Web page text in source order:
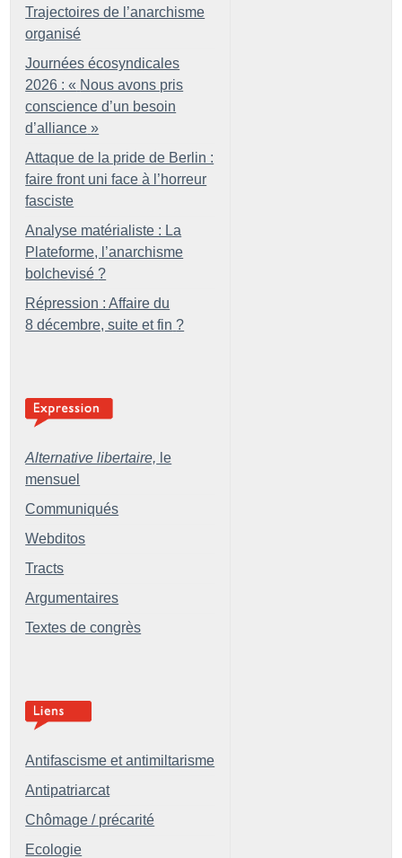
Trajectoires de l’anarchisme
organisé
Journées écosyndicales
2026 : « Nous avons pris
conscience d’un besoin
d’alliance »
Attaque de la pride de Berlin :
faire front uni face à l’horreur
fasciste
Analyse matérialiste : La
Plateforme, l’anarchisme
bolchevisé ?
Répression : Affaire du
8 décembre, suite et fin ?
Alternative libertaire, le
mensuel
Communiqués
Webditos
Tracts
Argumentaires
Textes de congrès
Antifascisme et antimiltarisme
Antipatriarcat
Chômage / précarité
Ecologie